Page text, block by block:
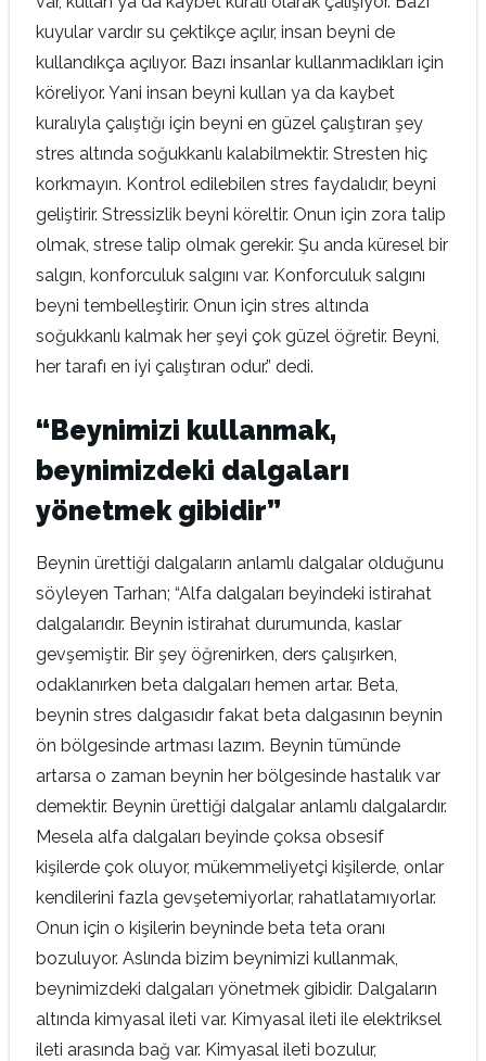
kuyular vardır su çektikçe açılır, insan beyni de
kullandıkça açılıyor. Bazı insanlar kullanmadıkları için
köreliyor. Yani insan beyni kullan ya da kaybet
kuralıyla çalıştığı için beyni en güzel çalıştıran şey
stres altında soğukkanlı kalabilmektir. Stresten hiç
korkmayın. Kontrol edilebilen stres faydalıdır, beyni
geliştirir. Stressizlik beyni köreltir. Onun için zora talip
olmak, strese talip olmak gerekir. Şu anda küresel bir
salgın, konforculuk salgını var. Konforculuk salgını
beyni tembelleştirir. Onun için stres altında
soğukkanlı kalmak her şeyi çok güzel öğretir. Beyni,
her tarafı en iyi çalıştıran odur.” dedi.
“Beynimizi kullanmak,
beynimizdeki dalgaları
yönetmek gibidir”
Beynin ürettiği dalgaların anlamlı dalgalar olduğunu
söyleyen Tarhan; “Alfa dalgaları beyindeki istirahat
dalgalarıdır. Beynin istirahat durumunda, kaslar
gevşemiştir. Bir şey öğrenirken, ders çalışırken,
odaklanırken beta dalgaları hemen artar. Beta,
beynin stres dalgasıdır fakat beta dalgasının beynin
ön bölgesinde artması lazım. Beynin tümünde
artarsa o zaman beynin her bölgesinde hastalık var
demektir. Beynin ürettiği dalgalar anlamlı dalgalardır.
Mesela alfa dalgaları beyinde çoksa obsesif
kişilerde çok oluyor, mükemmeliyetçi kişilerde, onlar
kendilerini fazla gevşetemiyorlar, rahatlatamıyorlar.
Onun için o kişilerin beyninde beta teta oranı
bozuluyor. Aslında bizim beynimizi kullanmak,
beynimizdeki dalgaları yönetmek gibidir. Dalgaların
altında kimyasal ileti var. Kimyasal ileti ile elektriksel
ileti arasında bağ var. Kimyasal ileti bozulur,